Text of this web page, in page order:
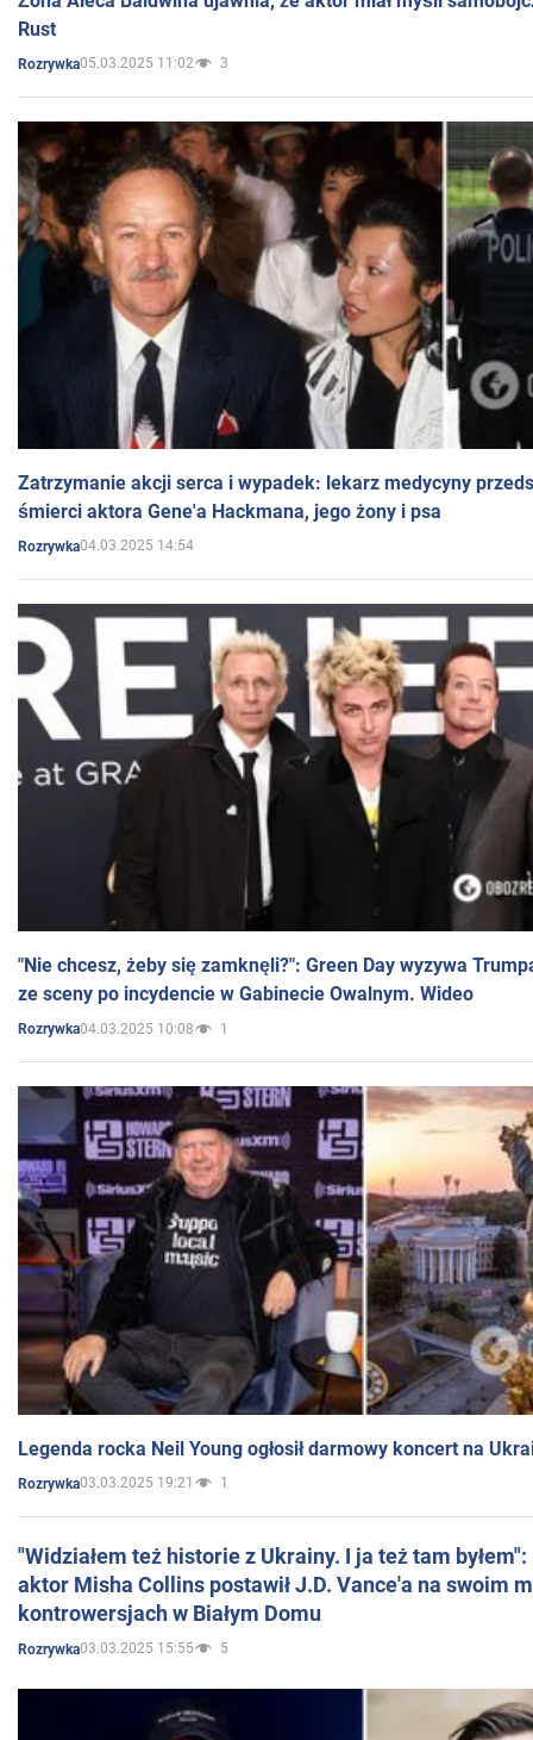
Rust
Rozrywka05.03.2025 11:02 3
Zatrzymanie akcji serca i wypadek: lekarz medycyny
śmierci aktora Gene'a Hackmana, jego żony i psa
Rozrywka04.03.2025 14:54
"Nie chcesz, żeby się zamknęli?": Green Day wyzywa
ze sceny po incydencie w Gabinecie Owalnym. Wideo
Rozrywka04.03.2025 10:08 1
Legenda rocka Neil Young ogłosił darmowy koncert na
Rozrywka03.03.2025 19:21 1
"Widziałem też historie z Ukrainy. I ja też tam
aktor Misha Collins postawił J.D. Vance'a na swoim
kontrowersjach w Białym Domu
Rozrywka03.03.2025 15:55 5